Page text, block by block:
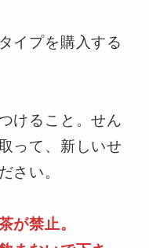
イプを購入する
けること。せん
って、新しいせ
さい。
が禁止。